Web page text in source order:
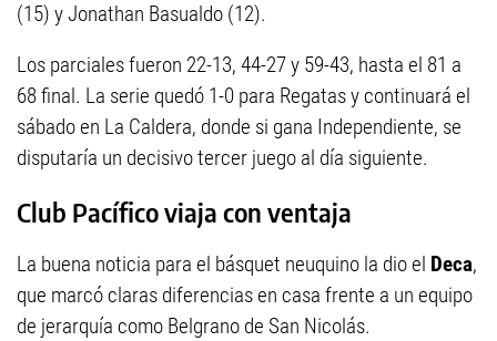
(15) y Jonathan Basualdo (12).
Los parciales fueron 22-13, 44-27 y 59-43, hasta el 81 a
68 final. La serie quedó 1-0 para Regatas y continuará el
sábado en La Caldera, donde si gana Independiente, se
disputaría un decisivo tercer juego al día siguiente.
Club Pacífico viaja con ventaja
La buena noticia para el básquet neuquino la dio el Deca,
que marcó claras diferencias en casa frente a un equipo
de jerarquía como Belgrano de San Nicolás.